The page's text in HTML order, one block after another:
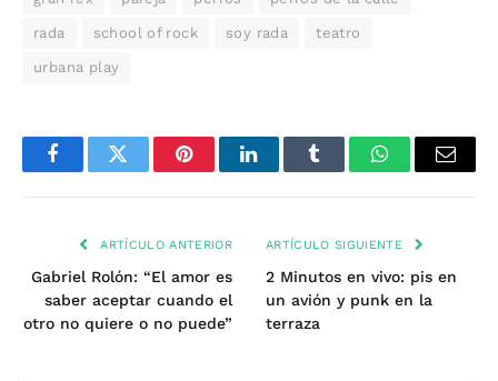
rada school of rock soy rada teatro
urbana play
FacebookTwitter PinterestLinkedInTumblr WhatsAppEmail
ARTÍCULO ANTERIOR
Gabriel Rolón: “El amor es
saber aceptar cuando el
otro no quiere o no puede”
ARTÍCULO SIGUIENTE
2 Minutos en vivo: pis en
un avión y punk en la
terraza